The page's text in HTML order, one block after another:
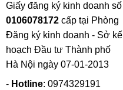
Giấy đăng ký kinh doanh số
0106078172cấp tại Phòng
Đăng ký kinh doanh - Sở kế
hoạch Đầu tư Thành phố
Hà Nội ngày 07-01-2013
- Hotline: 0974329191